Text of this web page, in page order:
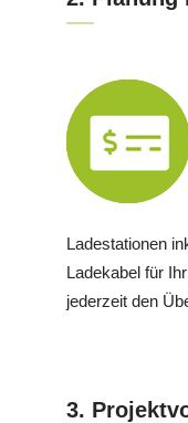
Ladestationen
Ladekabel für
jederzeit den
3.